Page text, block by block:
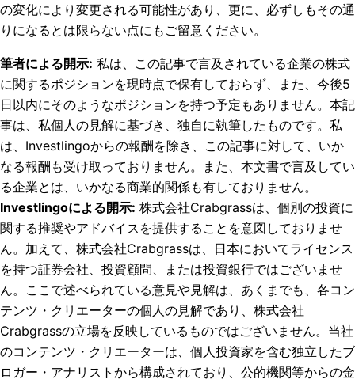
の変化により変更される可能性があり、更に、必ずしもその通
りになるとは限らない点にもご留意ください。
筆者による開示: 私は、この記事で言及されている企業の株式
に関するポジションを現時点で保有しておらず、また、今後5
日以内にそのようなポジションを持つ予定もありません。 本記
事は、私個人の見解に基づき、独自に執筆したものです。私
は、Investlingoからの報酬を除き、この記事に対して、いか
なる報酬も受け取っておりません。また、本文書で言及してい
る企業とは、いかなる商業的関係も有しておりません。
Investlingoによる開示: 株式会社Crabgrassは、個別の投資に
関する推奨やアドバイスを提供することを意図しておりませ
ん。加えて、株式会社Crabgrassは、日本においてライセンス
を持つ証券会社、投資顧問、または投資銀行ではございませ
ん。ここで述べられている意見や見解は、あくまでも、各コン
テンツ・クリエーターの個人の見解であり、株式会社
Crabgrassの立場を反映しているものではございません。当社
のコンテンツ・クリエーターは、個人投資家を含む独立したブ
ロガー・アナリストから構成されており、公的機関等からの金